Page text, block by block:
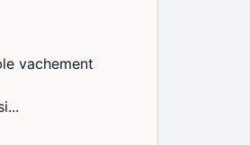
vachement